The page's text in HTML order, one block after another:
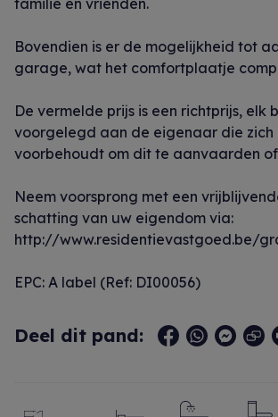
familie en vrienden.
Bovendien is er de mogelijkheid tot
garage, wat het comfortplaatje
De vermelde prijs is een richtprijs, elk
voorgelegd aan de eigenaar die zich
voorbehoudt om dit te aanvaarden
Neem voorsprong met een
schatting van uw eigendom via:
http://www.residentievastgoed.be/
EPC: A label (Ref: DI00056)
Deel dit pand: